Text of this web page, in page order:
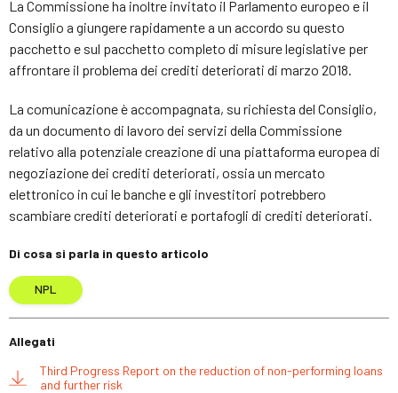
La Commissione ha inoltre invitato il Parlamento europeo e il
Consiglio a giungere rapidamente a un accordo su questo
pacchetto e sul pacchetto completo di misure legislative per
affrontare il problema dei crediti deteriorati di marzo 2018.
La comunicazione è accompagnata, su richiesta del Consiglio,
da un documento di lavoro dei servizi della Commissione
relativo alla potenziale creazione di una piattaforma europea di
negoziazione dei crediti deteriorati, ossia un mercato
elettronico in cui le banche e gli investitori potrebbero
scambiare crediti deteriorati e portafogli di crediti deteriorati.
Di cosa si parla in questo articolo
NPL
Allegati
Third Progress Report on the reduction of non-performing loans
and further risk